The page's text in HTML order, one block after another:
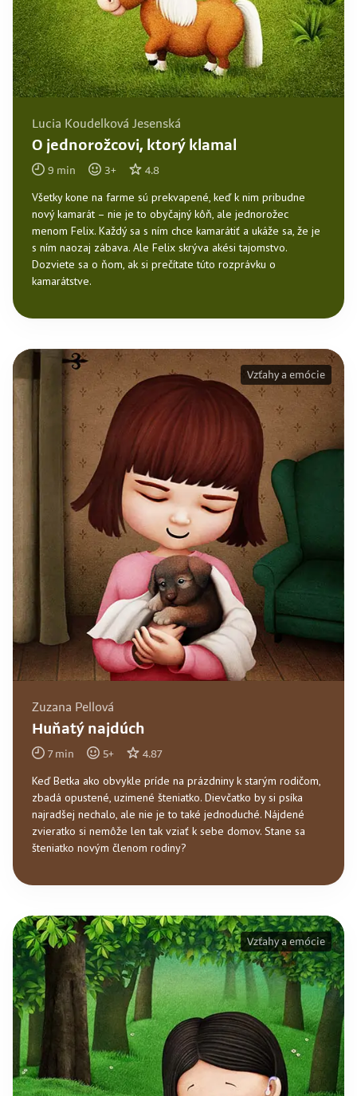
Lucia Koudelková Jesenská
O jednorožcovi, ktorý klamal
9 min 3+ 4.8
Všetky kone na farme sú prekvapené, keď k nim pribudne
nový kamarát – nie je to obyčajný kôň, ale jednorožec
menom Felix. Každý sa s ním chce kamarátiť a ukáže sa, že je
s ním naozaj zábava. Ale Felix skrýva akési tajomstvo.
Dozviete sa o ňom, ak si prečítate túto rozprávku o
kamarátstve.
Zuzana Pellová
Huňatý najdúch
7min 5+ 4.87
Keď Betka ako obvykle príde na prázdniny k starým rodičom,
zbadá opustené, uzimené šteniatko. Dievčatko by si psíka
najradšej nechalo, ale nie je to také jednoduché. Nájdené
zvieratko si nemôže len tak vziať k sebe domov. Stane sa
šteniatko novým členom rodiny?
Vzťahy a emócie
Vzťahy a emócie